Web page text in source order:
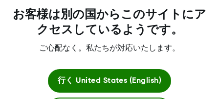
さらなるサポートが必要です
か？
お客様は別の国からこのサイトにア
クセスしているようです。
ご心配なく。私たちが対応いたします。
行く United States (English)